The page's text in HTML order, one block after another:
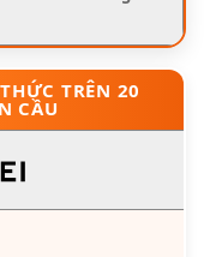
TRÊN 20
CẦU